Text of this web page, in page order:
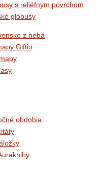
s reliéfnym povrchom
glóbusy
z neba
Giftio
obdobia